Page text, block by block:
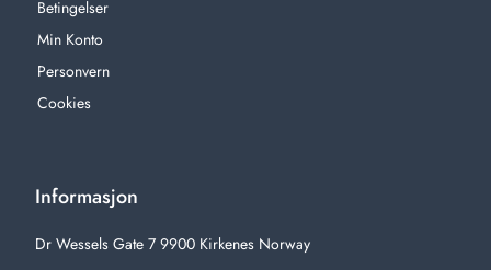
Betingelser
Min Konto
Personvern
Cookies
Informasjon
Dr Wessels Gate 7 9900 Kirkenes Norway